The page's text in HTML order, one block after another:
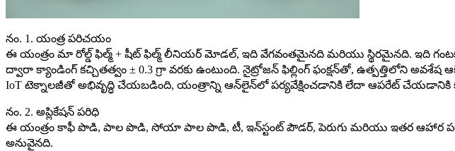
నం. 1. యంత్ర పరిచయం
ఈ యంత్రం మా రోల్డ్ ఫిల్మ్ + షీట్ ఫిల్మ్ లీనియర్ మోడల్, ఇది వేగవంతమైనది మరియు స్థిరమైనది. ఇది గంటకు
ద్వారా క్యాండింగ్ కచ్చితత్వం ± 0.3 గ్రా వరకు ఉంటుంది. నైట్రోజన్ ఫిల్లింగ్ ఫంక్షన్‌తో, ఉత్పత్తిలోని
IoT టెక్నాలజీతో అభివృద్ధి చేయబడింది, యంత్రాన్ని ఆన్‌లైన్‌లో పర్యవేక్షించడానికి లేదా ఆపరేట్ చేయడానికి
నం. 2. అప్లికేషన్ పరిధి
ఈ యంత్రం కాఫీ పొడి, పాల పొడి, సోయా పాల పొడి, టీ, ఇన్‌స్టంట్ పౌడర్, పెరుగు మరియు ఇతర ఆహార
అనువైనది.